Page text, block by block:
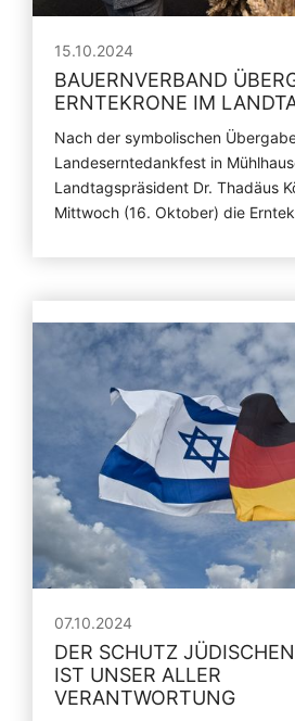
15.10.2024
BAUERNVERBAND
ERNTEKRONE IM
Nach der symbolischen
Landeserntedankfest in
Landtagspräsident Dr. Thadäus
Mittwoch (16. Oktober) die
07.10.2024
DER SCHUTZ
IST UNSER ALLER
VERANTWORTUNG